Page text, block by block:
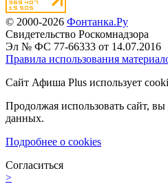
© 2000-2026 Фонтанка.Ру
Свидетельство Роскомнадзора
Эл № ФС 77-66333 от 14.07.2016
Правила использования
Сайт Афиша Plus использует
Продолжая использовать сайт, вы
данных.
Подробнее о cookies
Согласиться
>